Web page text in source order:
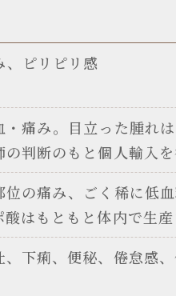
、ピリピリ感
・痛み。目立った腫れ
判断のもと個人輸入
の痛み、ごく稀に低
酸はもともと体内で生
、下痢、便秘、倦怠感